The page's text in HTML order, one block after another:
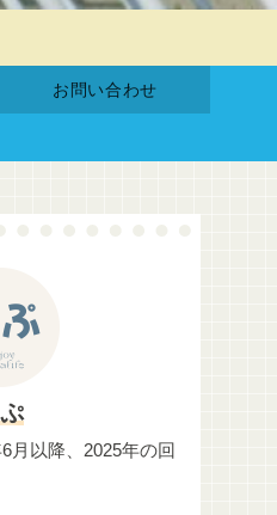
お問い合わせ
月以降、2025年の回